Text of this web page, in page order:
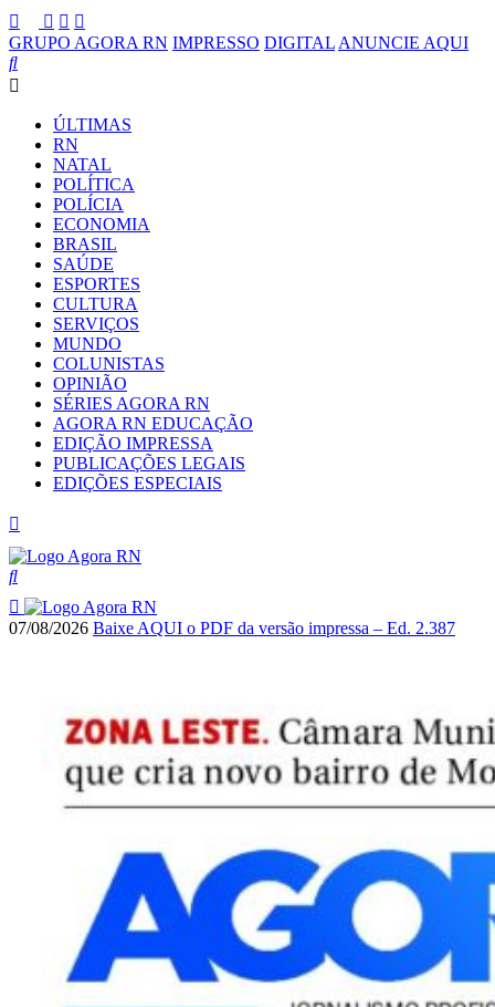
GRUPO AGORA RN IMPRESSO DIGITAL ANUNCIE AQUI
ÚLTIMAS
RN
NATAL
POLÍTICA
POLÍCIA
ECONOMIA
BRASIL
SAÚDE
ESPORTES
CULTURA
SERVIÇOS
MUNDO
COLUNISTAS
OPINIÃO
SÉRIES AGORA RN
AGORA RN EDUCAÇÃO
EDIÇÃO IMPRESSA
PUBLICAÇÕES LEGAIS
EDIÇÕES ESPECIAIS
07/08/2026 Baixe AQUI o PDF da versão impressa – Ed. 2.387